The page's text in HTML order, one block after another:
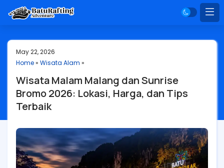
May 22, 2026
Home» Wisata Alam »
Wisata Malam Malang dan Sunrise
Bromo 2026: Lokasi, Harga, dan Tips
Terbaik